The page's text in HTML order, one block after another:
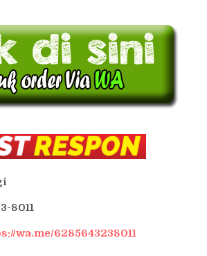
8011
wa.me/6285643238011